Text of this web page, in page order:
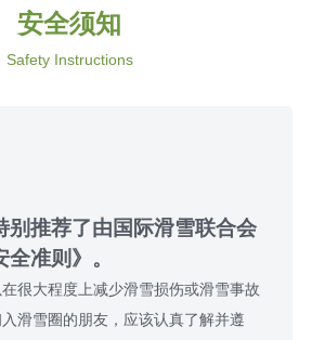
安全须知
Safety Instructions
别推荐了由国际滑雪联合会
准则》。
很大程度上减少滑雪损伤或滑雪事故
滑雪圈的朋友，应该认真了解并遵